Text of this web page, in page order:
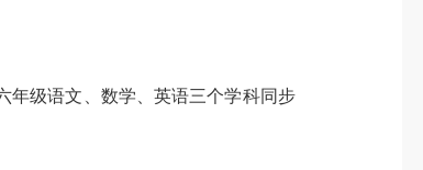
级语文、数学、英语三个学科同步